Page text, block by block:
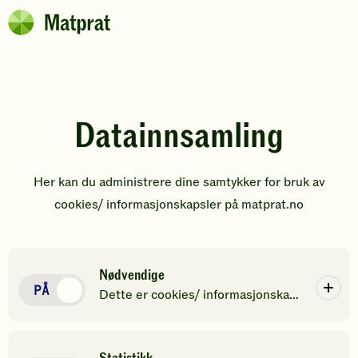
Hopp til hovedinnhold
Matprat
Datainnsamling
Her kan du administrere dine samtykker for bruk av
cookies/ informasjonskapsler på matprat.no
Nødvendige
Dette er cookies/ informasjonskapsler som
Nødvendige